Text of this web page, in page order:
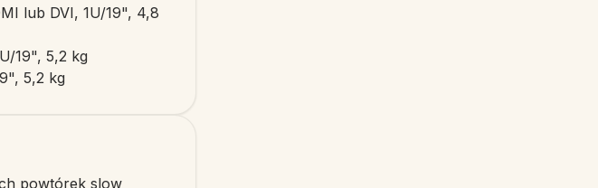
lub DVI, 1U/19", 4,8
19", 5,2 kg
5,2 kg
powtórek slow